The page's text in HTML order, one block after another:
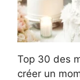
Top 30 des
créer un